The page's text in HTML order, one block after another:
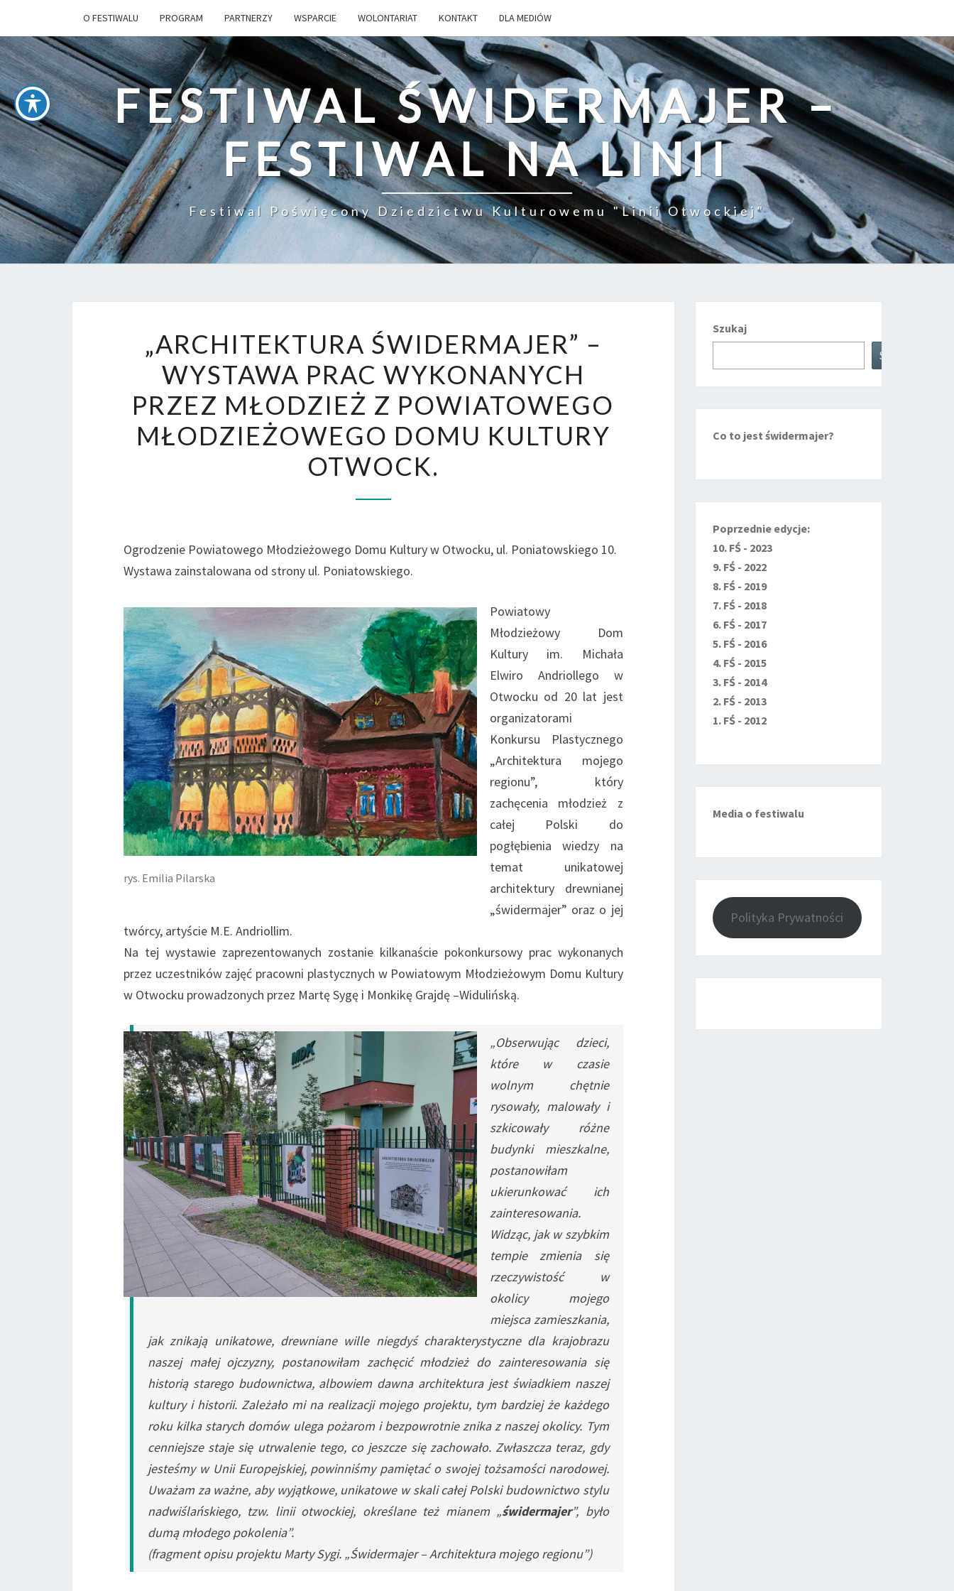
O FESTIWALU PROGRAM PARTNERZY WSPARCIE WOLONTARIAT KONTAKT DLA MEDIÓW
FESTIWAL ŚWIDERMAJER –
FESTIWAL NA LINII
Festiwal Poświęcony Dziedzictwu Kulturowemu "Linii Otwockiej"
ŚWIDERMAJER”
–
WYSTAWA
PRAC
WYKONANYCH
MŁODZIEŻ
Z
DOMU
KULTURY
„ARCHITEKTURA ŚWIDERMAJER” –
WYSTAWA PRAC WYKONANYCH
PRZEZ MŁODZIEŻ Z POWIATOWEGO
MŁODZIEŻOWEGO DOMU KULTURY
OTWOCK.
Ogrodzenie Powiatowego Młodzieżowego Domu Kultury w Otwocku, ul. Poniatowskiego 10.
Wystawa zainstalowana od strony ul. Poniatowskiego.
rys. Emilia Pilarska
Powiatowy
Młodzieżowy Dom
Kultury im. Michała
Elwiro Andriollego w
Otwocku od 20 lat jest
organizatorami
Konkursu Plastycznego
„Architektura mojego
regionu”, który
zachęcenia młodzież z
całej Polski do
pogłębienia wiedzy na
temat unikatowej
architektury drewnianej
„świdermajer” oraz o jej
twórcy, artyście M.E. Andriollim.
Na tej wystawie zaprezentowanych zostanie kilkanaście pokonkursowy prac wykonanych
przez uczestników zajęć pracowni plastycznych w Powiatowym Młodzieżowym Domu Kultury
w Otwocku prowadzonych przez Martę Sygę i Monkikę Grajdę –Widulińską.
„Obserwując dzieci,
które w czasie
wolnym chętnie
rysowały, malowały i
szkicowały różne
budynki mieszkalne,
postanowiłam
ukierunkować ich
zainteresowania.
Widząc, jak w szybkim
tempie zmienia się
rzeczywistość w
okolicy mojego
miejsca zamieszkania,
jak znikają unikatowe, drewniane wille niegdyś charakterystyczne dla krajobrazu
naszej małej ojczyzny, postanowiłam zachęcić młodzież do zainteresowania się
historią starego budownictwa, albowiem dawna architektura jest świadkiem naszej
kultury i historii. Zależało mi na realizacji mojego projektu, tym bardziej że każdego
roku kilka starych domów ulega pożarom i bezpowrotnie znika z naszej okolicy. Tym
cenniejsze staje się utrwalenie tego, co jeszcze się zachowało. Zwłaszcza teraz, gdy
jesteśmy w Unii Europejskiej, powinniśmy pamiętać o swojej tożsamości narodowej.
Uważam za ważne, aby wyjątkowe, unikatowe w skali całej Polski budownictwo stylu
nadwiślańskiego, tzw. linii otwockiej, określane też mianem „świdermajer”, było
dumą młodego pokolenia”.
(fragment opisu projektu Marty Sygi. „Świdermajer – Architektura mojego regionu”)
Szukaj
Szukaj
Co to jest świdermajer?
Poprzednie edycje:
10. FŚ - 2023
9. FŚ - 2022
8. FŚ - 2019
7. FŚ - 2018
6. FŚ - 2017
5. FŚ - 2016
4. FŚ - 2015
3. FŚ - 2014
2. FŚ - 2013
1. FŚ - 2012
Media o festiwalu
Polityka Prywatności